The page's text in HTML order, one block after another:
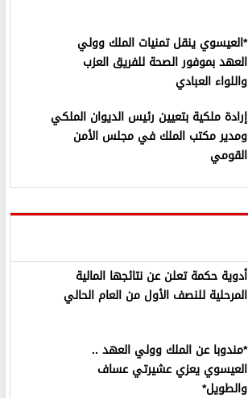
*العيسوي ينقل تمنيات الملك وولي
العهد بموفور الصحة للفريق العزب
واللواء العبادي
إرادة ملكية بتعيين رئيس الديوان الملكي
ومدير مكتب الملك في مجلس الأمن
القومي
أدوية حكمة تعلن عن نتائجها المالية
المرحلية للنصف الأول من العام الحالي
*مندوبا عن الملك وولي العهد ..
العيسوي يعزي عشيرتي عساف
والطويل*